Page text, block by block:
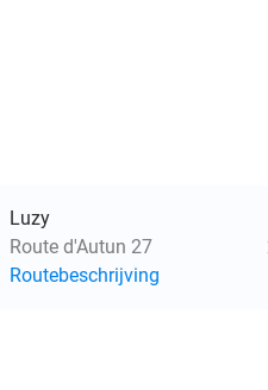
Luzy
Route d'Autun 27
Routebeschrijving